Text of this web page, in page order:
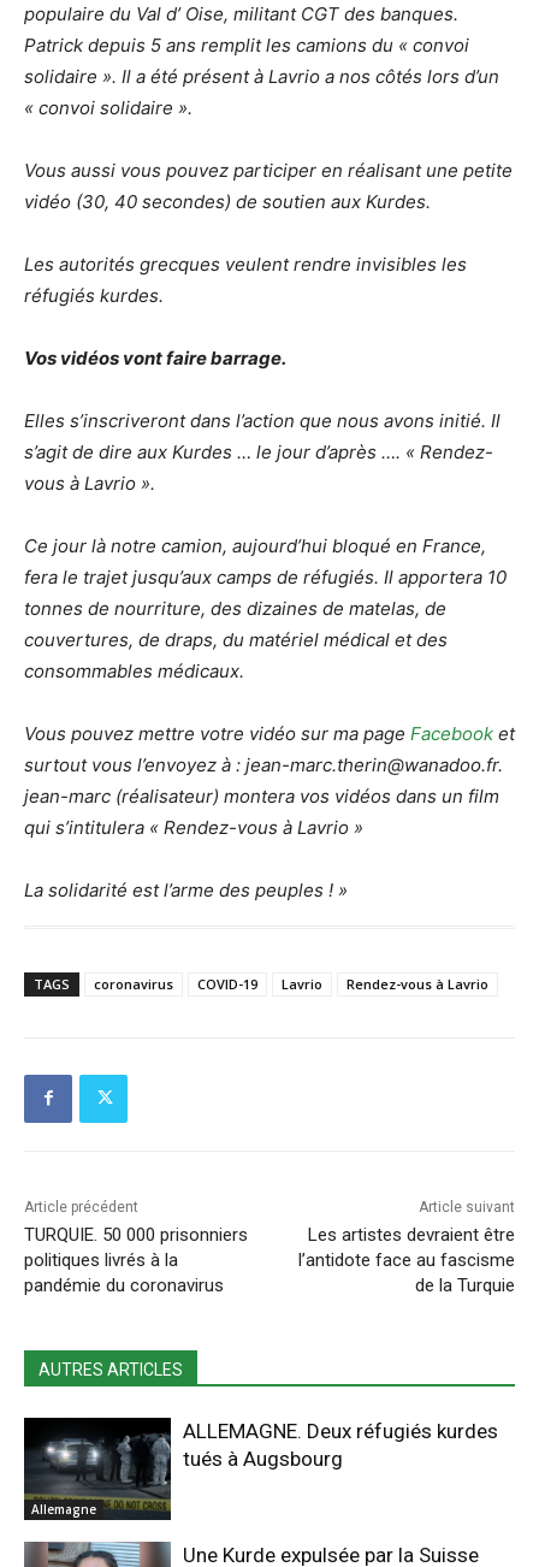
populaire du Val d’ Oise, militant CGT des banques.
Patrick depuis 5 ans remplit les camions du « convoi
solidaire ». Il a été présent à Lavrio a nos côtés lors d’un
« convoi solidaire ».
Vous aussi vous pouvez participer en réalisant une petite
vidéo (30, 40 secondes) de soutien aux Kurdes.
Les autorités grecques veulent rendre invisibles les
réfugiés kurdes.
Vos vidéos vont faire barrage.
Elles s’inscriveront dans l’action que nous avons initié. Il
s’agit de dire aux Kurdes … le jour d’après …. « Rendez-
vous à Lavrio ».
Ce jour là notre camion, aujourd’hui bloqué en France,
fera le trajet jusqu’aux camps de réfugiés. Il apportera 10
tonnes de nourriture, des dizaines de matelas, de
couvertures, de draps, du matériel médical et des
consommables médicaux.
Vous pouvez mettre votre vidéo sur ma page Facebook et
surtout vous l’envoyez à : jean-marc.therin@wanadoo.fr.
jean-marc (réalisateur) montera vos vidéos dans un film
qui s’intitulera « Rendez-vous à Lavrio »
La solidarité est l’arme des peuples ! »
TAGS coronavirus COVID-19 Lavrio Rendez-vous à Lavrio
Article précédent
TURQUIE. 50 000 prisonniers
politiques livrés à la
pandémie du coronavirus
Article suivant
Les artistes devraient être
l’antidote face au fascisme
de la Turquie
AUTRES ARTICLES
Allemagne
ALLEMAGNE. Deux réfugiés kurdes
tués à Augsbourg
Une Kurde expulsée par la Suisse